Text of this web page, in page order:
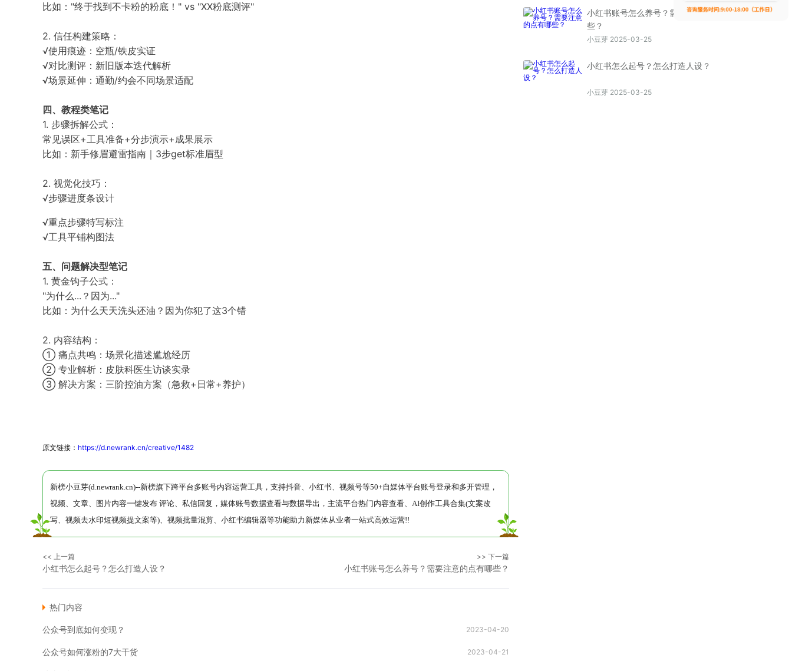
比如："终于找到不卡粉的粉底！" vs "XX粉底测评"
2. 信任构建策略：
√使用痕迹：空瓶/铁皮实证
√对比测评：新旧版本迭代解析
√场景延伸：通勤/约会不同场景适配
四、教程类笔记
1. 步骤拆解公式：
常见误区+工具准备+分步演示+成果展示
比如：新手修眉避雷指南｜3步get标准眉型
2. 视觉化技巧：
√步骤进度条设计
√重点步骤特写标注
√工具平铺构图法
五、问题解决型笔记
1. 黄金钩子公式：
"为什么...？因为..."
比如：为什么天天洗头还油？因为你犯了这3个错
2. 内容结构：
① 痛点共鸣：场景化描述尴尬经历
② 专业解析：皮肤科医生访谈实录
③ 解决方案：三阶控油方案（急救+日常+养护）
原文链接： https://d.newrank.cn/creative/1482
新榜小豆芽(d.newrank.cn)--新榜旗下跨平台多账号内容运营工具，支持抖音、小红书、视频号等50+自媒体平台账号登录和多开管理，
视频、文章、图片内容一键发布 评论、私信回复，媒体账号数据查看与数据导出，主流平台热门内容查看、AI创作工具合集(文案改
写、视频去水印短视频提文案等)、视频批量混剪、小红书编辑器等功能助力新媒体从业者一站式高效运营!!
<< 上一篇
小红书怎么起号？怎么打造人设？
>> 下一篇
小红书账号怎么养号？需要注意的点有哪些？
热门内容
公众号到底如何变现？ 2023-04-20
公众号如何涨粉的7大干货 2023-04-21
小红书账号怎么养号？需要注意的点有哪
些？
小豆芽 2025-03-25
小红书怎么起号？怎么打造人设？
小豆芽 2025-03-25